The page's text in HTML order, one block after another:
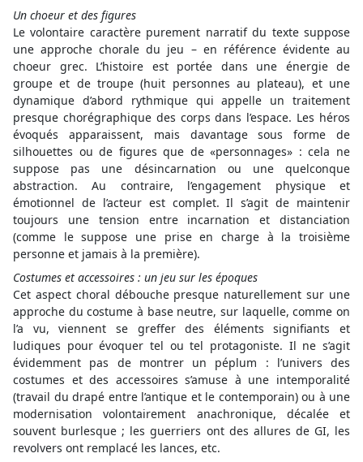
Un choeur et des figures
Le volontaire caractère purement narratif du texte suppose
une approche chorale du jeu – en référence évidente au
choeur grec. L’histoire est portée dans une énergie de
groupe et de troupe (huit personnes au plateau), et une
dynamique d’abord rythmique qui appelle un traitement
presque chorégraphique des corps dans l’espace. Les héros
évoqués apparaissent, mais davantage sous forme de
silhouettes ou de figures que de «personnages» : cela ne
suppose pas une désincarnation ou une quelconque
abstraction. Au contraire, l’engagement physique et
émotionnel de l’acteur est complet. Il s’agit de maintenir
toujours une tension entre incarnation et distanciation
(comme le suppose une prise en charge à la troisième
personne et jamais à la première).
Costumes et accessoires : un jeu sur les époques
Cet aspect choral débouche presque naturellement sur une
approche du costume à base neutre, sur laquelle, comme on
l’a vu, viennent se greffer des éléments signifiants et
ludiques pour évoquer tel ou tel protagoniste. Il ne s’agit
évidemment pas de montrer un péplum : l’univers des
costumes et des accessoires s’amuse à une intemporalité
(travail du drapé entre l’antique et le contemporain) ou à une
modernisation volontairement anachronique, décalée et
souvent burlesque ; les guerriers ont des allures de GI, les
revolvers ont remplacé les lances, etc.